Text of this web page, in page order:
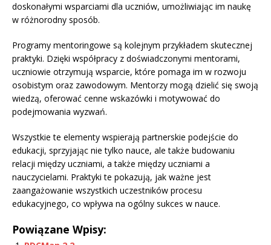
doskonałymi wsparciami dla uczniów, umożliwiając im naukę
w różnorodny sposób.
Programy mentoringowe są kolejnym przykładem skutecznej
praktyki. Dzięki współpracy z doświadczonymi mentorami,
uczniowie otrzymują wsparcie, które pomaga im w rozwoju
osobistym oraz zawodowym. Mentorzy mogą dzielić się swoją
wiedzą, oferować cenne wskazówki i motywować do
podejmowania wyzwań.
Wszystkie te elementy wspierają partnerskie podejście do
edukacji, sprzyjając nie tylko nauce, ale także budowaniu
relacji między uczniami, a także między uczniami a
nauczycielami. Praktyki te pokazują, jak ważne jest
zaangażowanie wszystkich uczestników procesu
edukacyjnego, co wpływa na ogólny sukces w nauce.
Powiązane Wpisy: